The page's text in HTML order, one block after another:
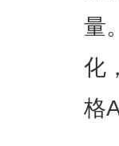
量
化
格